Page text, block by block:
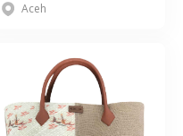
Aceh